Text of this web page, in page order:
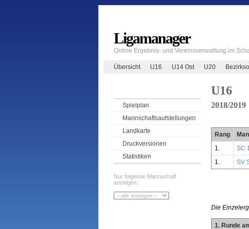
Ligamanager
Online Ergebnis- und Vereinsverwaltung im
Übersicht U16 U14 Ost U20
Spielplan
Mannschaftsaufstellungen
Landkarte
Druckversionen
Statistiken
Nur folgende Mannschaft
anzeigen:
U16
2018/2019
Rang
1.
SC
1.
SV
Die
1. Runde